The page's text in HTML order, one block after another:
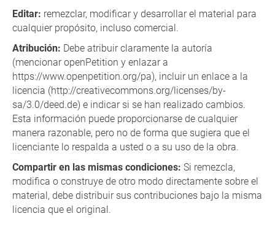
Editar: remezclar, modificar y desarrollar el material para
cualquier propósito, incluso comercial.
Atribución: Debe atribuir claramente la autoría
(mencionar openPetition y enlazar a
https://www.openpetition.org/pa), incluir un enlace a la
licencia (http://creativecommons.org/licenses/by-
sa/3.0/deed.de) e indicar si se han realizado cambios.
Esta información puede proporcionarse de cualquier
manera razonable, pero no de forma que sugiera que el
licenciante lo respalda a usted o a su uso de la obra.
Compartir en las mismas condiciones: Si remezcla,
modifica o construye de otro modo directamente sobre el
material, debe distribuir sus contribuciones bajo la misma
licencia que el original.